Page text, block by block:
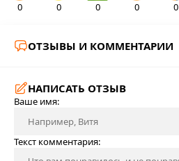
0 0 0 0 0
ОТЗЫВЫ И КОММЕНТАРИИ
НАПИСАТЬ ОТЗЫВ
Ваше имя:
Текст комментария: